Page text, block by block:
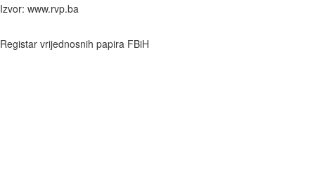
Izvor: www.rvp.ba
Registar vrijednosnih papira FBiH